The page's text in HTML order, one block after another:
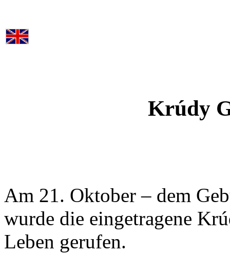
Krúdy
Am 21. Oktober – dem
wurde die eingetragene
Leben gerufen.